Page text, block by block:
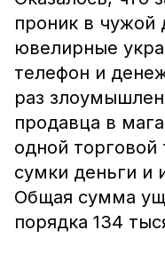
проник в чужой
ювелирные
телефон и
раз
продавца в
одной
сумки деньги и
Общая сумма
порядка 134